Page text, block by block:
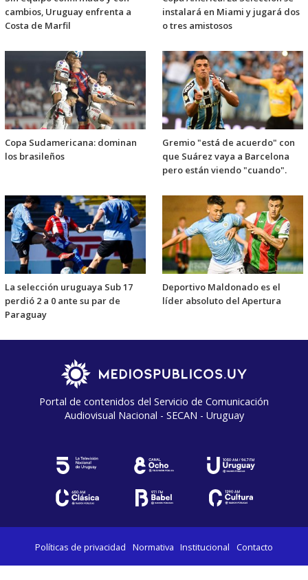
cambios, Uruguay enfrenta a
Costa de Marfil
instalará en Miami y jugará dos
o tres amistosos
Copa Sudamericana: dominan
los brasileños
Gremio "está de acuerdo" con
que Suárez vaya a Barcelona
pero están viendo "cuando".
La selección uruguaya Sub 17
perdió 2 a 0 ante su par de
Paraguay
Deportivo Maldonado es el
líder absoluto del Apertura
Portal de contenidos del Servicio de Comunicación
Audiovisual Nacional - SECAN - Uruguay
Políticas de privacidad Normativa Institucional Contacto